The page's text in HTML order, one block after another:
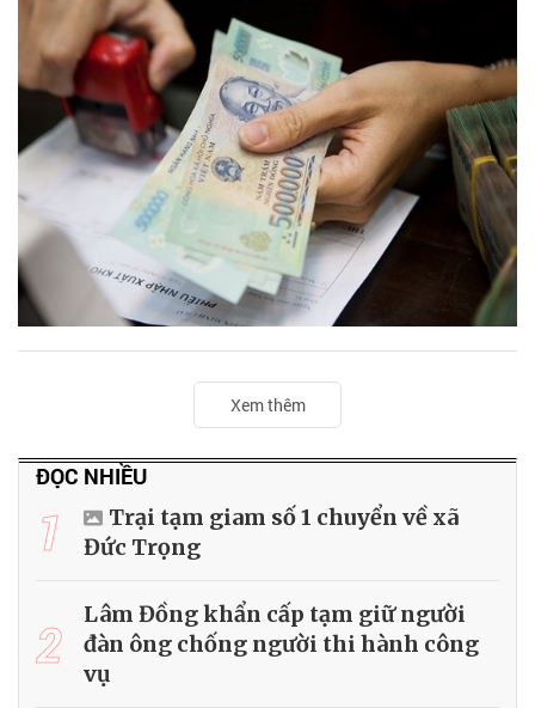
Xem thêm
ĐỌC NHIỀU
1
Trại tạm giam số 1 chuyển về xã
Đức Trọng
2
Lâm Đồng khẩn cấp tạm giữ người
đàn ông chống người thi hành công
vụ